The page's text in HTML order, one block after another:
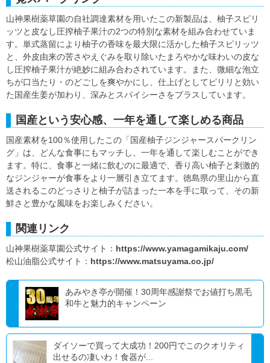
山神果樹薬草園の自社調達素材を用いたこの新製品は、柚子スピリ
ッツと皮なし圧搾柚子果汁の2つの特別な素材を組み合わせていま
す。単式蒸留により柚子の香味を最大限に活かした柚子スピリッツ
と、外皮由来の苦さやえぐみを取り除いたまろやかな味わいの皮な
し圧搾柚子果汁が絶妙に組み合わされています。また、微細な泡立
ちが口当たり・のどごしを爽やかにし、仕上げとしてピリリと効い
た国産生姜が加わり、深みとスパイシーさをプラスしています。
国産という安心感、一年を通して楽しめる商品
国産素材を100％使用したこの「国産柚子ジンジャースパークリン
グ」は、どんな食事にもマッチし、一年を通して楽しむことができ
ます。特に、食事と一緒に飲むのに最適で、香り高い柚子と刺激的
なジンジャーが食事をより一層引き立てます。徳島県の里山から直
送されるこのどっさりと柚子が詰まった一本を手に取って、その新
鮮さと豊かな風味をお楽しみください。
関連リンク
山神果樹薬草園公式サイト： https://www.yamagamikaju.com/
松山油脂公式サイト： https://www.matsuyama.co.jp/
あみやき亭が開催！30周年感謝祭でお値打ち黒毛
和牛と魅力的キャンペーン
ダイソーで買って大成功！200円でこのクオリティ
出せるの凄いわ！食器が...